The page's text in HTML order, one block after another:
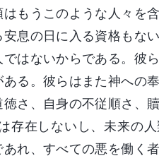
もうこのような人々を
息の日に入る資格もな
はないからである。彼
る。彼らはまた神への
さ、自身の不従順さ、
存在しないし、未来の
れ、すべての悪を働く